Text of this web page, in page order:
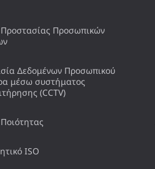
Προστασίας Προσωπικών
Δεδομένων Προσωπικού
μέσω συστήματος
(CCTV)
ISO